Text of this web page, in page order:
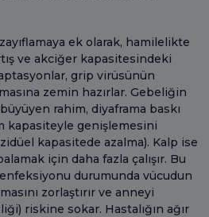
ek olarak, hamilelikte
ve akciğer kapasitesindeki
grip virüsünün
zemin hazırlar. Gebeliğin
rahim, diyaframa baskı
kapasiteyle genişlemesini
kapasitede azalma). Kalp ise
için daha fazla çalışır. Bu
durumunda vücudun
zorlaştırır ve anneyi
riskine sokar. Hastalığın ağır